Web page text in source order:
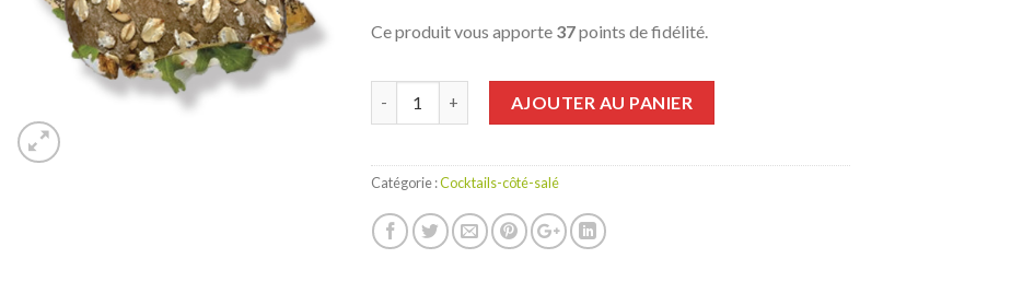
Ce produit vous apporte 37points de fidélité.
Quantité AJOUTER AU PANIER
Catégorie :Cocktails-côté-salé